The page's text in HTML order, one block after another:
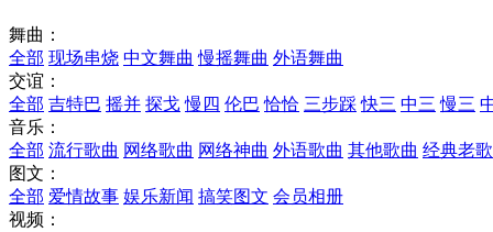
舞曲：
全部 现场串烧 中文舞曲 慢摇舞曲 外语舞曲
交谊：
全部 吉特巴 摇并 探戈 慢四 伦巴 恰恰 三步踩 快三 中三 慢三
音乐：
全部 流行歌曲 网络歌曲 网络神曲 外语歌曲 其他歌曲 经典老歌
图文：
全部 爱情故事 娱乐新闻 搞笑图文 会员相册
视频：